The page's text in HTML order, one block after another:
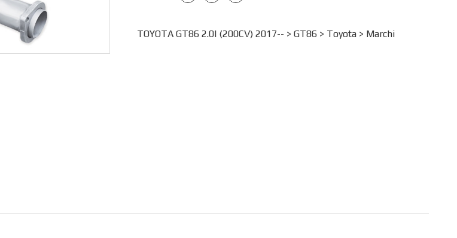
TOYOTA GT86 2.0I (200CV) 2017-- > GT86> Toyota> Marchi